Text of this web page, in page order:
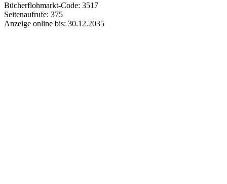
Bücherflohmarkt-Code: 3517
Seitenaufrufe: 375
Anzeige online bis: 30.12.2035